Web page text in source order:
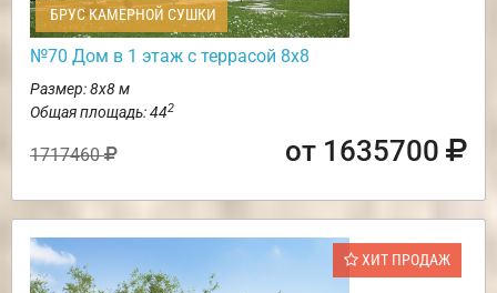
БРУС КАМЕРНОЙ СУШКИ
№70 Дом в 1 этаж с террасой 8х8
Размер: 8х8 м
Общая площадь: 442
1717460 от 1635700
ХИТ ПРОДАЖ